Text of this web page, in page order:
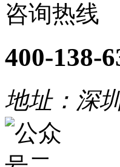
咨询热线
400-138-
地址：深